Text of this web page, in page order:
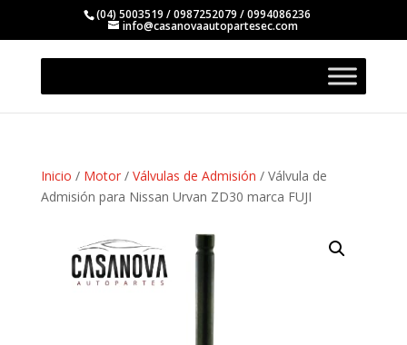
(04) 5003519 / 0987252079 / 0994086236
info@casanovaautopartesec.com
Inicio / Motor/ Válvulas de Admisión / Válvula de
Admisión para Nissan Urvan ZD30 marca FUJI